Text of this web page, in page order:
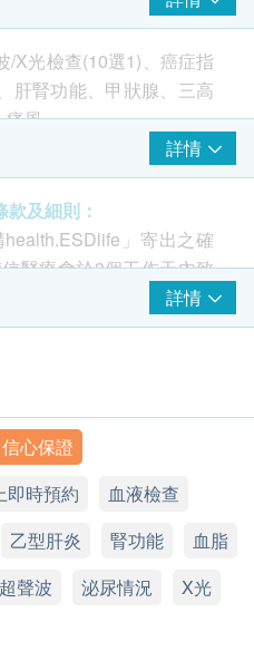
測子宮頸潛在的癌前病變和癌化
速檢測心臟問題並監測心臟健康
器官的影像測試
螺旋桿菌感染
中幽門螺旋桿菌抗體
/X光檢查(10選1)、癌症指
肝腎功能、甲狀腺、三高
痛風。
斷技術，利用高頻率音
。
腫瘤標記，是由身體癌細
，一般可從血液中檢測
濃度，協助評估診斷患
體內是否潛伏乙型肝炎病
詳情
及細則：
」寄出之確
醫療會於3個工作天內致
身份証及列印訂購確認信
12個月，客戶必須於12
計)接受有關檢查，逾期
檢查進行前不會有醫生評
非作為醫務診斷或治療
人提供任何新冠疫苗建議
經醫生評估是否適合進行
回
詳情
24樓2401室
信心保證
即時預約
血液檢查
乙型肝炎 腎功能
血脂
超聲波 泌尿情況
X光